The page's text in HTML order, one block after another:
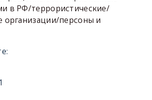
в РФ/террористические/
организации/персоны и